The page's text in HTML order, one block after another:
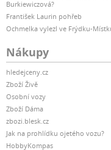
Burkiewiczová?
František Laurin pohřeb
Ochmelka vylezl ve Frýdku-
Nákupy
hledejceny.cz
Zboží Živě
Osobní vozy
Zboží Dáma
zbozi.blesk.cz
Jak na prohlídku ojetého vozu?
HobbyKompas